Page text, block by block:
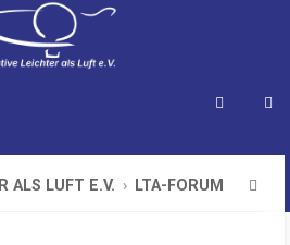
ALS LUFT E.V. LTA-FORUM